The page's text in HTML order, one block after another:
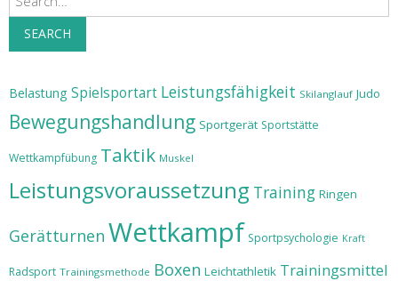
SEARCH
Belastung Spielsportart Leistungsfähigkeit Skilanglauf Judo
Bewegungshandlung Sportgerät Sportstätte
Wettkampfübung Taktik Muskel
Leistungsvoraussetzung Training Ringen
Gerätturnen Wettkampf Sportpsychologie Kraft
Radsport Trainingsmethode Boxen Leichtathletik Trainingsmittel